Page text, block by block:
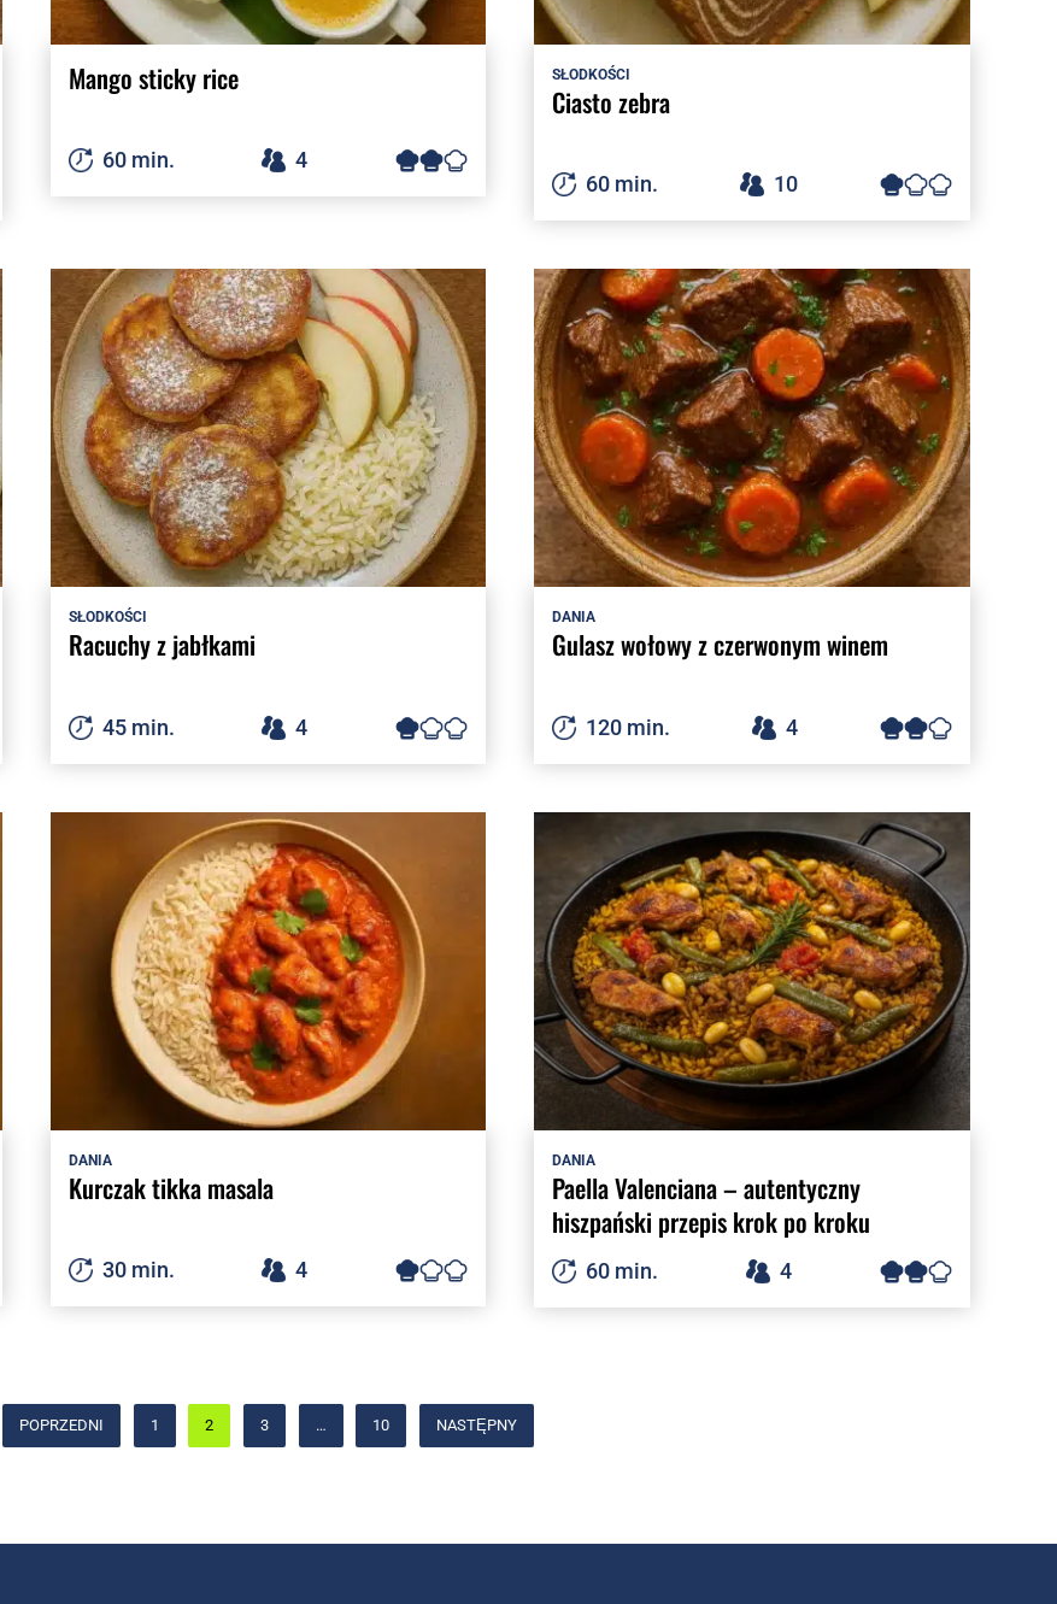
Mango sticky rice
60 min. 4
SŁODKOŚCI
Ciasto zebra
60 min. 10
SŁODKOŚCI
Racuchy z jabłkami
45 min. 4
DANIA
Gulasz wołowy z czerwonym winem
120 min. 4
DANIA
Kurczak tikka masala
30 min. 4
DANIA
Paella Valenciana – autentyczny
hiszpański przepis krok po kroku
60 min. 4
POPRZEDNI 1 2 3 … 10 NASTĘPNY